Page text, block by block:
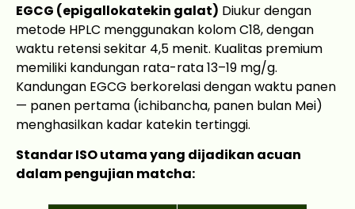
EGCG (epigallokatekin galat) Diukur dengan
metode HPLC menggunakan kolom C18, dengan
waktu retensi sekitar 4,5 menit. Kualitas premium
memiliki kandungan rata-rata 13–19 mg/g.
Kandungan EGCG berkorelasi dengan waktu panen
— panen pertama (ichibancha, panen bulan Mei)
menghasilkan kadar katekin tertinggi.
Standar ISO utama yang dijadikan acuan
dalam pengujian matcha: